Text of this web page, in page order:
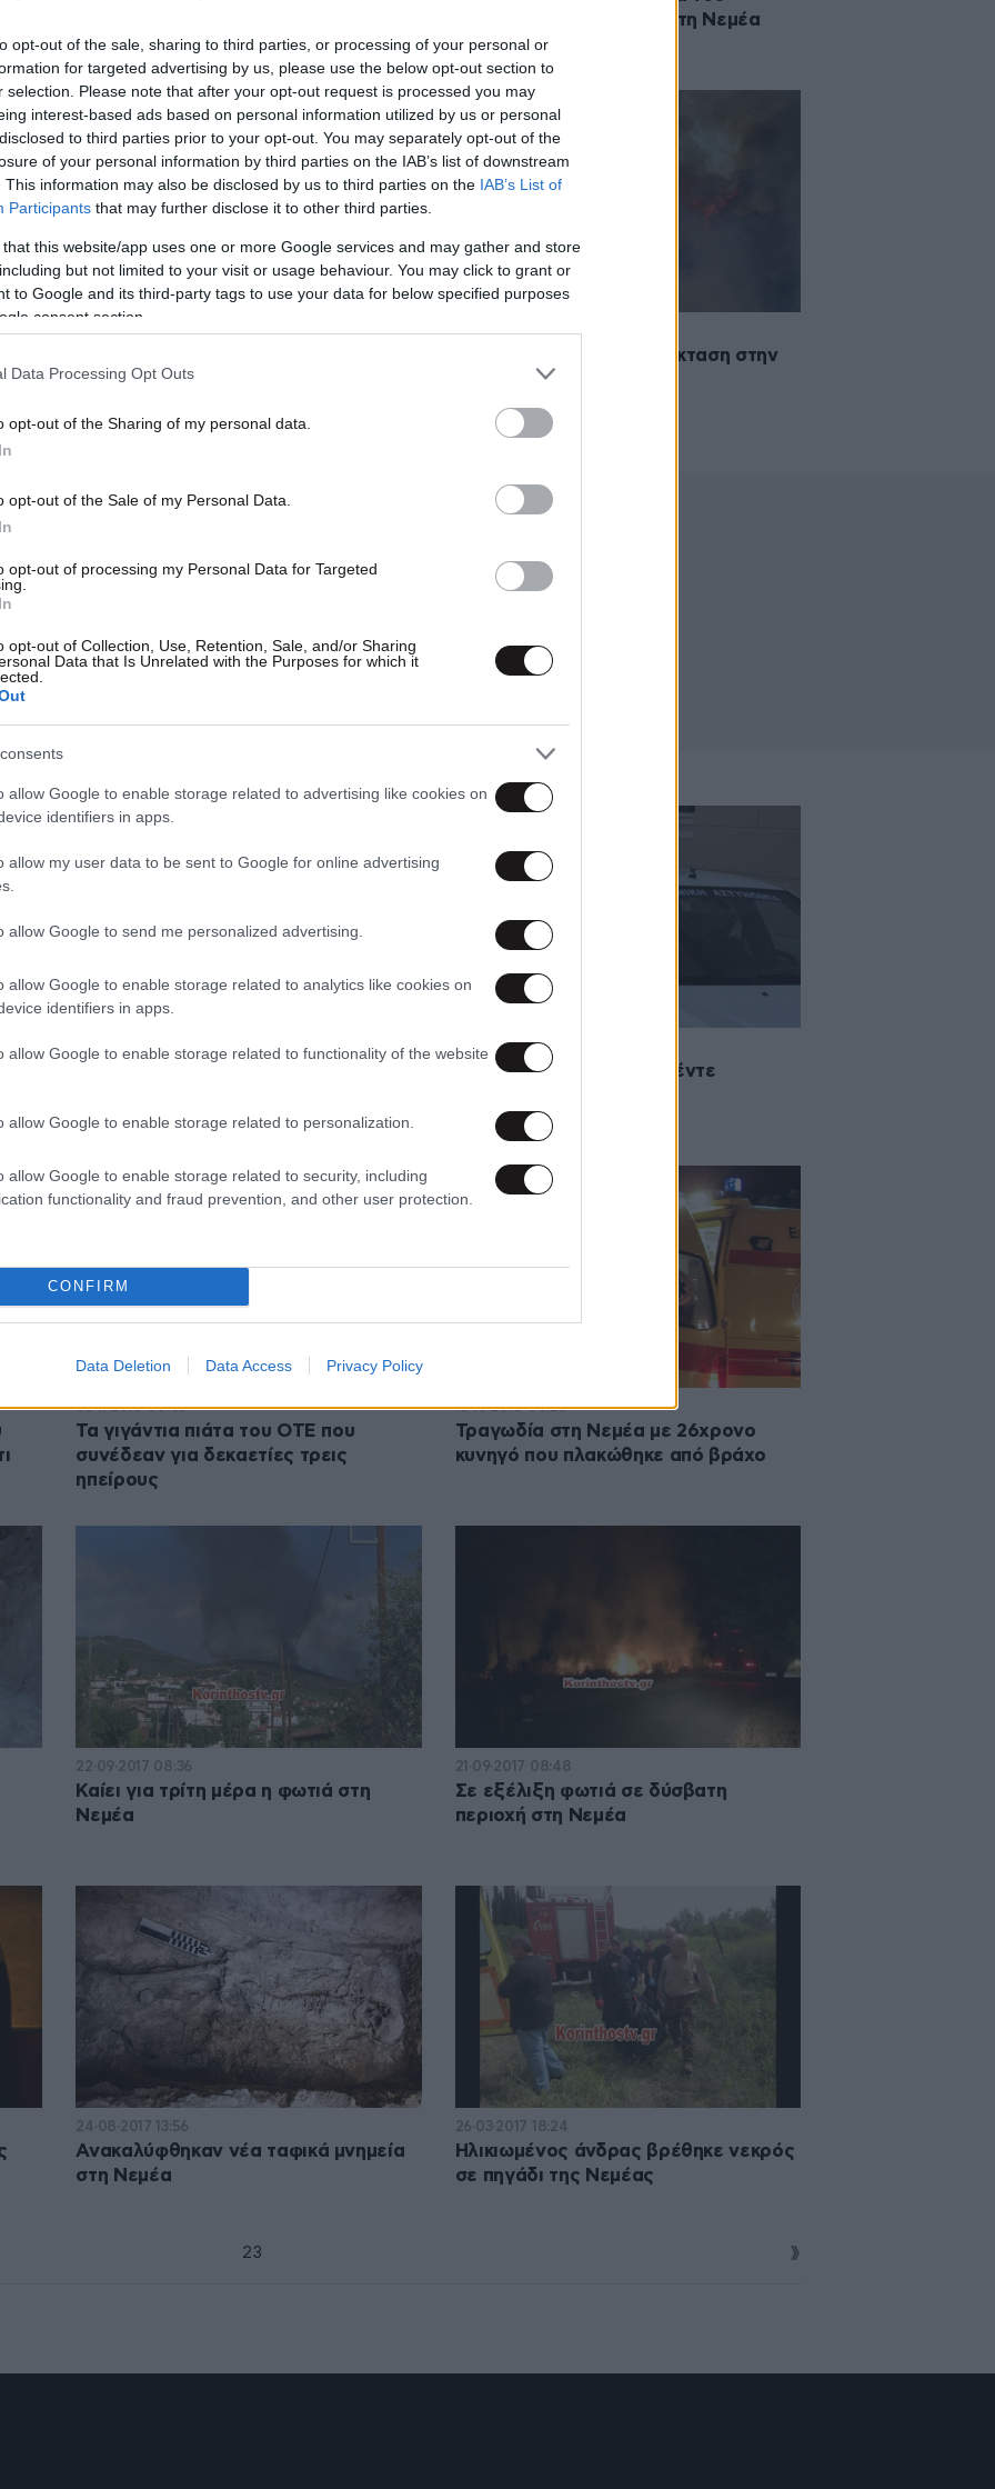
opt-out of the sale, sharing to third parties, or processing of your personal or
for targeted advertising by us, please use the below opt-out section to
selection. Please note that after your opt-out request is processed you may
interest-based ads based on personal information utilized by us or personal
to third parties prior to your opt-out. You may separately opt-out of the
of your personal information by third parties on the IAB’s list of downstream
This information may also be disclosed by us to third parties on the IAB’s List of
Participants that may further disclose it to other third parties.
that this website/app uses one or more Google services and may gather and store
but not limited to your visit or usage behaviour. You may click to grant or
to Google and its third-party tags to use your data for below specified purposes
consent section.
Data Processing Opt Outs
opt-out of the Sharing of my personal data.
opt-out of the Sale of my Personal Data.
opt-out of processing my Personal Data for Targeted
opt-out of Collection, Use, Retention, Sale, and/or Sharing
Data that Is Unrelated with the Purposes for which it
allow Google to enable storage related to advertising like cookies on
identifiers in apps.
allow my user data to be sent to Google for online advertising
allow Google to send me personalized advertising.
allow Google to enable storage related to analytics like cookies on
identifiers in apps.
allow Google to enable storage related to functionality of the website
allow Google to enable storage related to personalization.
allow Google to enable storage related to security, including
functionality and fraud prevention, and other user protection.
CONFIRM
Data Deletion Data Access Privacy Policy
δορυφορικού σταθμού στη Νεμέα
Κορινθίας
26·09·2020 09:27
έπειτα από τροχαίο στη Νεμέα
02·09·2020 19:21
Φωτιά τώρα σε δασική έκταση στην
12·08·2019 01:55 27·04·2019 15:35
Αιματηρή συμπλοκή με πέντε
03·11·2018 00:03
Τα γιγάντια πιάτα του ΟΤΕ που
συνέδεαν για δεκαετίες τρεις
ηπείρους
15·10·2018 00:25
Τραγωδία στη Νεμέα με 26χρονο
κυνηγό που πλακώθηκε από βράχο
22·09·2017 08:36
Καίει για τρίτη μέρα η φωτιά στη
Νεμέα
21·09·2017 08:48
Σε εξέλιξη φωτιά σε δύσβατη
περιοχή στη Νεμέα
24·08·2017 13:56
Ανακαλύφθηκαν νέα ταφικά μνημεία
στη Νεμέα
26·03·2017 18:24
Ηλικιωμένος άνδρας βρέθηκε νεκρός
σε πηγάδι της Νεμέας
23